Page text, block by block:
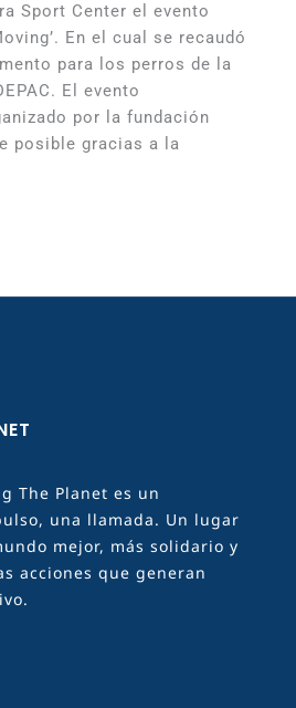
Sport Center el evento
En el cual se recaudó
para los perros de la
El evento
por la fundación
posible gracias a la
The Planet es un
una llamada. Un lugar
mejor, más solidario y
acciones que generan